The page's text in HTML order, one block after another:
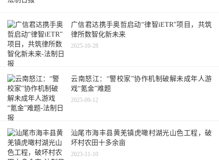
广信君达携手奥哲启动“律智iETR”项目，共筑
律所数智化新未来
2025-10-28
云南怒江：“警校家”协作机制破解未成年人游
戏“氪金”难题
2025-09-12
汕尾市海丰县黄羌镇虎噉村湖光山色工程，破
坏村农田十多余亩
2023-11-10